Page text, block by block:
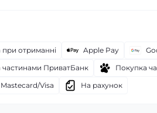
при отриманні Apple Pay
частинами ПриватБанк
Покупка
Visa
На рахунок